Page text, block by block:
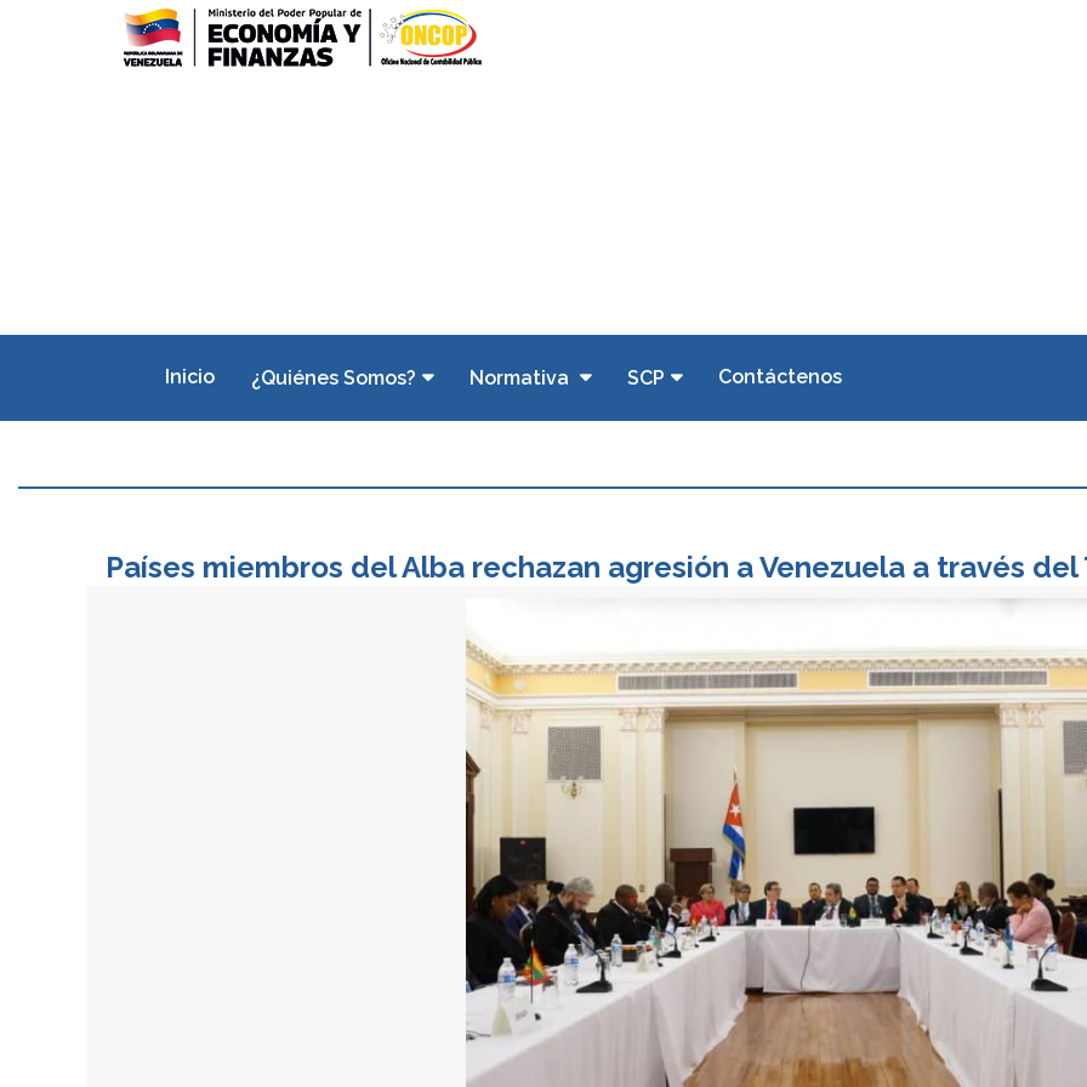
Inicio ¿Quiénes Somos? Normativa SCP Contáctenos
Países miembros del Alba rechazan agresión a Venezuela a través del